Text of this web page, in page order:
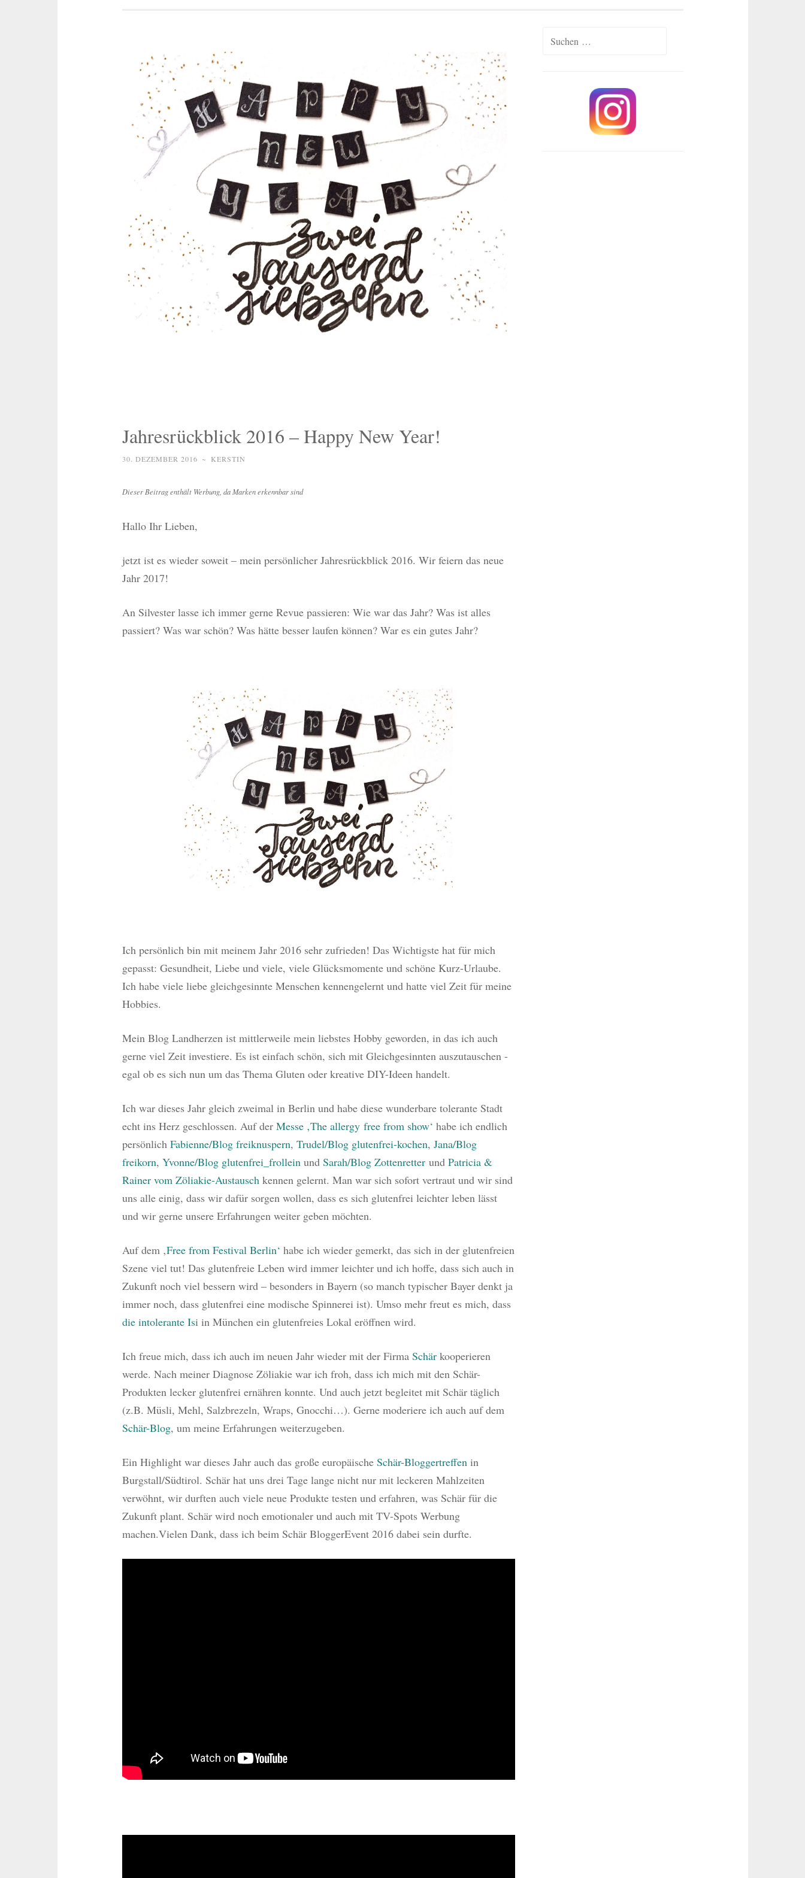
Jahresrückblick 2016 – Happy New Year!
30. DEZEMBER 2016 ~ KERSTIN
Dieser Beitrag enthält Werbung, da Marken erkennbar sind
Hallo Ihr Lieben,
jetzt ist es wieder soweit – mein persönlicher Jahresrückblick 2016. Wir feiern das neue
Jahr 2017!
An Silvester lasse ich immer gerne Revue passieren: Wie war das Jahr? Was ist alles
passiert? Was war schön? Was hätte besser laufen können? War es ein gutes Jahr?
Ich persönlich bin mit meinem Jahr 2016 sehr zufrieden! Das Wichtigste hat für mich
gepasst: Gesundheit, Liebe und viele, viele Glücksmomente und schöne Kurz-Urlaube.
Ich habe viele liebe gleichgesinnte Menschen kennengelernt und hatte viel Zeit für meine
Hobbies.
Mein Blog Landherzen ist mittlerweile mein liebstes Hobby geworden, in das ich auch
gerne viel Zeit investiere. Es ist einfach schön, sich mit Gleichgesinnten auszutauschen -
egal ob es sich nun um das Thema Gluten oder kreative DIY-Ideen handelt.
Ich war dieses Jahr gleich zweimal in Berlin und habe diese wunderbare tolerante Stadt
echt ins Herz geschlossen. Auf der Messe ‚The allergy free from show‘ habe ich endlich
persönlich Fabienne/Blog freiknuspern, Trudel/Blog glutenfrei-kochen, Jana/Blog
freikorn, Yvonne/Blog glutenfrei_frolleinund Sarah/Blog Zottenretterund Patricia &
Rainer vom Zöliakie-Austauschkennen gelernt. Man war sich sofort vertraut und wir sind
uns alle einig, dass wir dafür sorgen wollen, dass es sich glutenfrei leichter leben lässt
und wir gerne unsere Erfahrungen weiter geben möchten.
Auf dem ‚Free from Festival Berlin‘ habe ich wieder gemerkt, das sich in der glutenfreien
Szene viel tut! Das glutenfreie Leben wird immer leichter und ich hoffe, dass sich auch in
Zukunft noch viel bessern wird – besonders in Bayern (so manch typischer Bayer denkt ja
immer noch, dass glutenfrei eine modische Spinnerei ist). Umso mehr freut es mich, dass
die intolerante Isi in München ein glutenfreies Lokal eröffnen wird.
Ich freue mich, dass ich auch im neuen Jahr wieder mit der Firma Schärkooperieren
werde. Nach meiner Diagnose Zöliakie war ich froh, dass ich mich mit den Schär-
Produkten lecker glutenfrei ernähren konnte. Und auch jetzt begleitet mit Schär täglich
(z.B. Müsli, Mehl, Salzbrezeln, Wraps, Gnocchi…). Gerne moderiere ich auch auf dem
Schär-Blog, um meine Erfahrungen weiterzugeben.
Ein Highlight war dieses Jahr auch das große europäische Schär-Bloggertreffen in
Burgstall/Südtirol. Schär hat uns drei Tage lange nicht nur mit leckeren Mahlzeiten
verwöhnt, wir durften auch viele neue Produkte testen und erfahren, was Schär für die
Zukunft plant. Schär wird noch emotionaler und auch mit TV-Spots Werbung
machen.Vielen Dank, dass ich beim Schär BloggerEvent 2016 dabei sein durfte.
Suchen